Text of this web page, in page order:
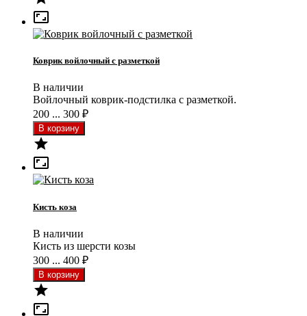

Коврик войлочный с разметкой
В наличии
Войлочный коврик-подстилка с разметкой.
200 ... 300 ₽


Кисть коза
В наличии
Кисть из шерсти козы
300 ... 400 ₽

